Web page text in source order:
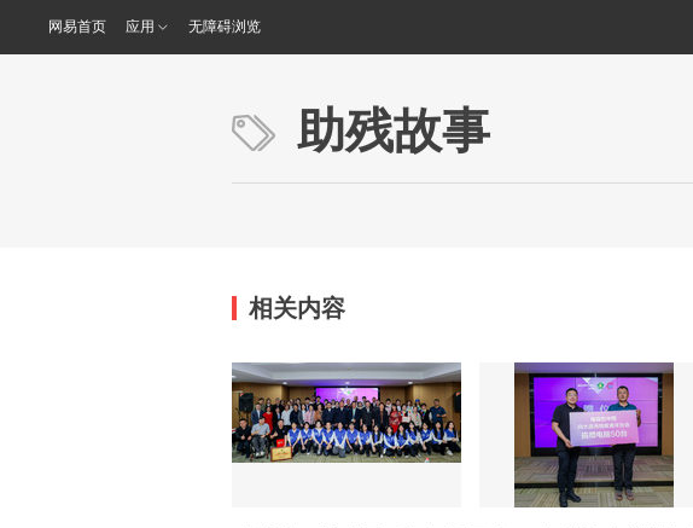
网易首页 应用 无障碍浏览
助残故事
相关内容